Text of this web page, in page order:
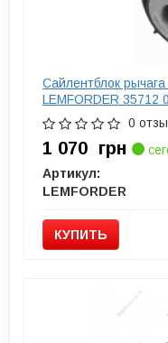
Сайлентблок
LEMFORDER 35712
0
1 070 грн
Артикул:
LEMFORDER
КУПИТЬ